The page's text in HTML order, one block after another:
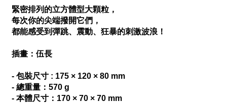
緊密排列的立方體型大顆粒，
每次你的尖端撥開它們，
都能感受到彈跳、震動、狂暴的刺激波浪！
插畫：伍長
- 包裝尺寸 : 175 × 120 × 80 mm
- 總重量：570 g
- 本體尺寸：170 × 70 × 70 mm